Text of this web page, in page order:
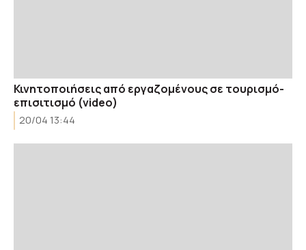
Κινητοποιήσεις από εργαζoμένους σε τουρισμό-
επισιτισμό (video)
20/04 13:44